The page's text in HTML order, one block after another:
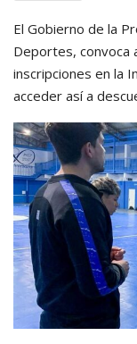
El Gobierno de la
Deportes, convoca
inscripciones en la
acceder así a